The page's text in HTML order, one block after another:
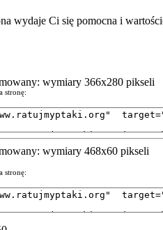
wydaje Ci się pomocna i
wymiary 366x280 pikseli
stronę:
wymiary 468x60 pikseli
stronę: